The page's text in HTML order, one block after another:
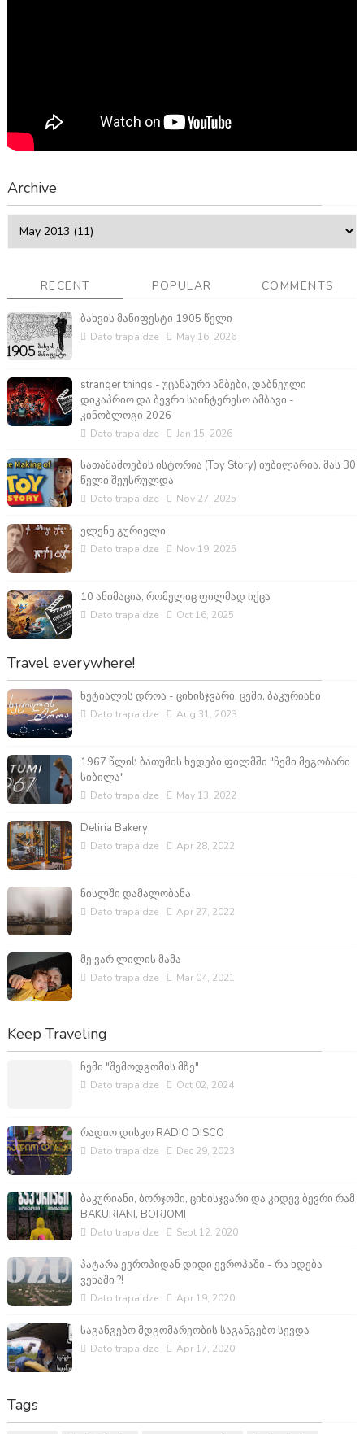
Archive
RECENT POPULAR COMMENTS
ბახვის მანიფესტი 1905 წელი
Dato trapaidze May 16, 2026
stranger things - უცანაური ამბები, დაბნეული
დიკაპრიო და ბევრი საინტერესო ამბავი -
კინობლოგი 2026
Dato trapaidze Jan 15, 2026
სათამაშოების ისტორია (Toy Story) იუბილარია. მას 30
წელი შეუსრულდა
Dato trapaidze Nov 27, 2025
ელენე გურიელი
Dato trapaidze Nov 19, 2025
10 ანიმაცია, რომელიც ფილმად იქცა
Dato trapaidze Oct 16, 2025
Travel everywhere!
ხეტიალის დროა - ციხისჯვარი, ცემი, ბაკურიანი
Dato trapaidze Aug 31, 2023
1967 წლის ბათუმის ხედები ფილმში "ჩემი მეგობარი
სიბილა"
Dato trapaidze May 13, 2022
Deliria Bakery
Dato trapaidze Apr 28, 2022
ნისლში დამალობანა
Dato trapaidze Apr 27, 2022
მე ვარ ლილის მამა
Dato trapaidze Mar 04, 2021
Keep Traveling
ჩემი "შემოდგომის მზე"
Dato trapaidze Oct 02, 2024
რადიო დისკო RADIO DISCO
Dato trapaidze Dec 29, 2023
ბაკურიანი, ბორჯომი, ციხისჯვარი და კიდევ ბევრი რამ
BAKURIANI, BORJOMI
Dato trapaidze Sept 12, 2020
პატარა ევროპიდან დიდი ევროპაში - რა ხდება
ვენაში ?!
Dato trapaidze Apr 19, 2020
საგანგებო მდგომარეობის საგანგებო სევდა
Dato trapaidze Apr 17, 2020
Tags